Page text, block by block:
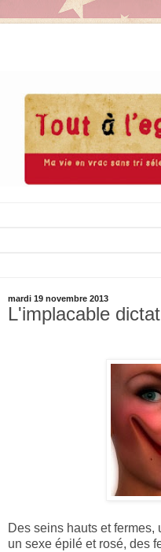
mardi 19 novembre 2013
L'implacable
Des seins hauts et
un sexe épilé et rosé, des